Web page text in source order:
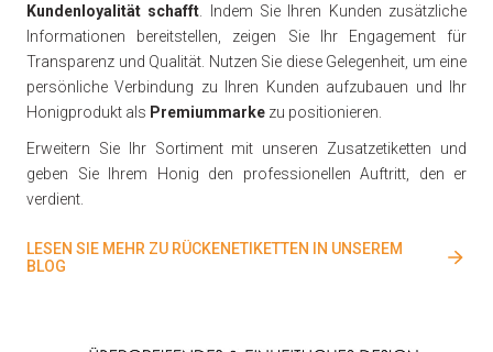
Kundenloyalität schafft . Indem Sie Ihren Kunden zusätzliche
Informationen bereitstellen, zeigen Sie Ihr Engagement für
Transparenz und Qualität. Nutzen Sie diese Gelegenheit, um eine
persönliche Verbindung zu Ihren Kunden aufzubauen und Ihr
Honigprodukt als Premiummarke zu positionieren.
Erweitern Sie Ihr Sortiment mit unseren Zusatzetiketten und
geben Sie Ihrem Honig den professionellen Auftritt, den er
verdient.
LESEN SIE MEHR ZU RÜCKENETIKETTEN IN UNSEREM
BLOG